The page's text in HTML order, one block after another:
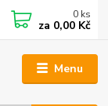
Menu
0 ks
za 0,00 Kč